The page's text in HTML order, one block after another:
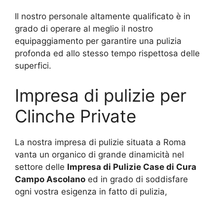
Il nostro personale altamente qualificato è in
grado di operare al meglio il nostro
equipaggiamento per garantire una pulizia
profonda ed allo stesso tempo rispettosa delle
superfici.
Impresa di pulizie per
Clinche Private
La nostra impresa di pulizie situata a Roma
vanta un organico di grande dinamicità nel
settore delle Impresa di Pulizie Case di Cura
Campo Ascolano ed in grado di soddisfare
ogni vostra esigenza in fatto di pulizia,